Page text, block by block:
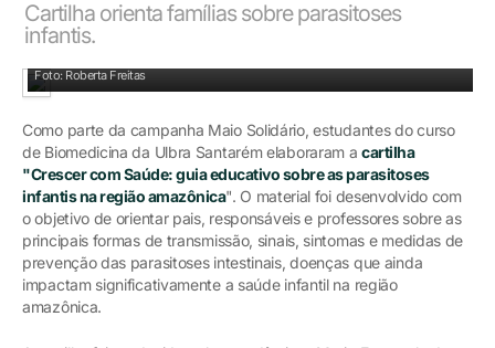
Cartilha orienta famílias sobre parasitoses
infantis.
Foto: Roberta Freitas
Como parte da campanha Maio Solidário, estudantes do curso
de Biomedicina da Ulbra Santarém elaboraram acartilha
"Crescer com Saúde: guia educativo sobre as parasitoses
infantis na região amazônica". O material foi desenvolvido com
o objetivo de orientar pais, responsáveis e professores sobre as
principais formas de transmissão, sinais, sintomas e medidas de
prevenção das parasitoses intestinais, doenças que ainda
impactam significativamente a saúde infantil na região
amazônica.